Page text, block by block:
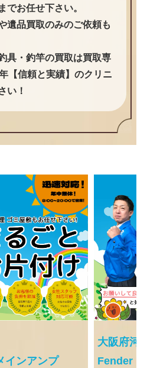
でお任せ下さい。
遺品買取のみのご依頼も
具・釣竿の買取は買取専
【信頼と実績】のクリニ
い！
インアンプ
大阪府河
Fender